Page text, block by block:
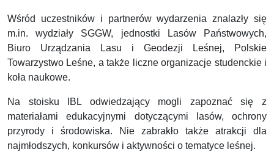
Wśród uczestników i partnerów wydarzenia znalazły się
m.in. wydziały SGGW, jednostki Lasów Państwowych,
Biuro Urządzania Lasu i Geodezji Leśnej, Polskie
Towarzystwo Leśne, a także liczne organizacje studenckie i
koła naukowe.
Na stoisku IBL odwiedzający mogli zapoznać się z
materiałami edukacyjnymi dotyczącymi lasów, ochrony
przyrody i środowiska. Nie zabrakło także atrakcji dla
najmłodszych, konkursów i aktywności o tematyce leśnej.